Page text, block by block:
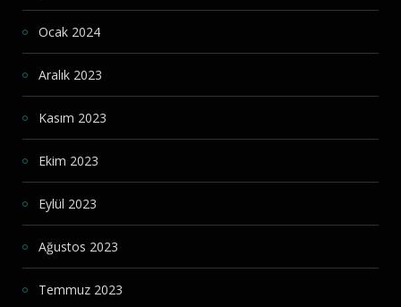
Ocak 2024
Aralık 2023
Kasım 2023
Ekim 2023
Eylül 2023
Ağustos 2023
Temmuz 2023